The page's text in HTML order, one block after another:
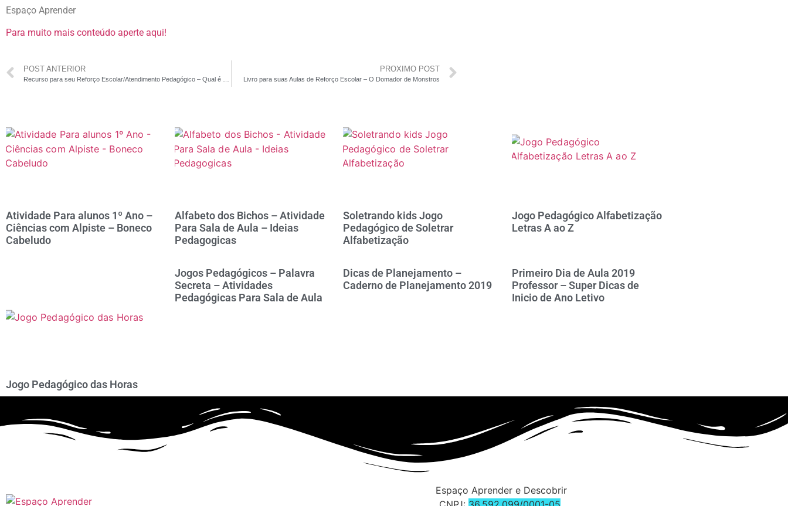
Espaço Aprender
Para muito mais conteúdo aperte aqui!
POST ANTERIOR PROXIMO POST
Livro para suas Aulas de Reforço Escolar – O Domador de Monstros
Atividade Para alunos 1º Ano –
Ciências com Alpiste – Boneco
Cabeludo
Alfabeto dos Bichos – Atividade
Para Sala de Aula – Ideias
Pedagogicas
Soletrando kids Jogo
Pedagógico de Soletrar
Alfabetização
Jogo Pedagógico Alfabetização
Letras A ao Z
Jogo Pedagógico das Horas
Jogos Pedagógicos – Palavra
Secreta – Atividades
Pedagógicas Para Sala de Aula
Dicas de Planejamento –
Caderno de Planejamento 2019
Primeiro Dia de Aula 2019
Professor – Super Dicas de
Inicio de Ano Letivo
Espaço Aprender e Descobrir